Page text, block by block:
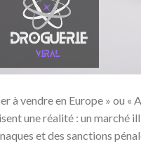
à vendre en Europe » ou
une réalité : un marché
et des sanctions